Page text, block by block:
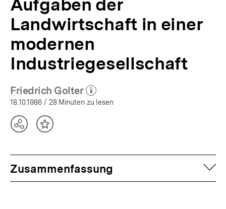
Aufgaben der
Landwirtschaft in einer
modernen
Industriegesellschaft
Friedrich Golter
(Mehr zum Autor)
öffnen
18.10.1986 / 28 Minuten zu lesen
TeilenInhalt
Zusammenfassung